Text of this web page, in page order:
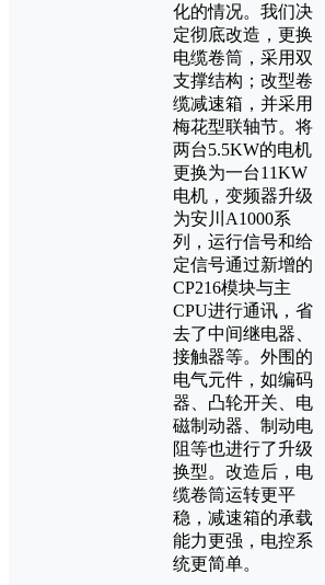
化的情况。我们决
定彻底改造，更换
电缆卷筒，采用双
支撑结构；改型卷
缆减速箱，并采用
梅花型联轴节。将
两台5.5KW的电机
更换为一台11KW
电机，变频器升级
为安川A1000系
列，运行信号和给
定信号通过新增的
CP216模块与主
CPU进行通讯，省
去了中间继电器、
接触器等。外围的
电气元件，如编码
器、凸轮开关、电
磁制动器、制动电
阻等也进行了升级
换型。改造后，电
缆卷筒运转更平
稳，减速箱的承载
能力更强，电控系
统更简单。